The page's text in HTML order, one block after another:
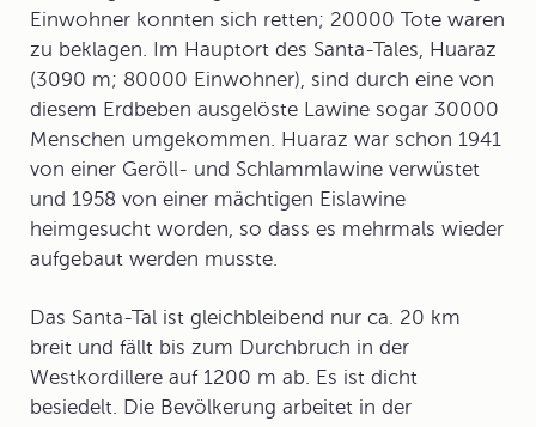
Einwohner konnten sich retten; 20000 Tote waren
zu beklagen. Im Hauptort des Santa-Tales, Huaraz
(3090 m; 80000 Einwohner), sind durch eine von
diesem Erdbeben ausgelöste Lawine sogar 30000
Menschen umgekommen. Huaraz war schon 1941
von einer Geröll- und Schlammlawine verwüstet
und 1958 von einer mächtigen Eislawine
heimgesucht worden, so dass es mehrmals wieder
aufgebaut werden musste.
Das Santa-Tal ist gleichbleibend nur ca. 20 km
breit und fällt bis zum Durchbruch in der
Westkordillere auf 1200 m ab. Es ist dicht
besiedelt. Die Bevölkerung arbeitet in der